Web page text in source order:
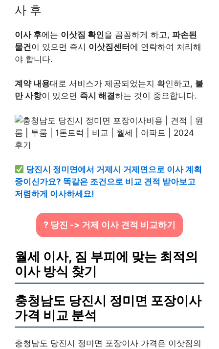
사 후
이사 후에는 이삿짐 확인을 꼼꼼하게 하고, 파손된
물건이 있으면 즉시 이삿짐센터에 연락하여 처리해
야 합니다.
계약 내용대로 서비스가 제공되었는지 확인하고, 불
만 사항이 있으면 즉시 해결하는 것이 중요합니다.
당진시 정미면에서 거제시 거제면으로 이사 계획
중이신가요? 똑같은 조건으로 비교 견적 받아보고
저렴하게 이사하세요!
? 당진 -> 거제 이사 견적 비교하기
월세 이사, 짐 부피에 맞는 최적의
이사 방식 찾기
충청남도 당진시 정미면 포장이사
가격 비교 분석
충청남도 당진시 정미면 포장이사 가격은 이삿짐의